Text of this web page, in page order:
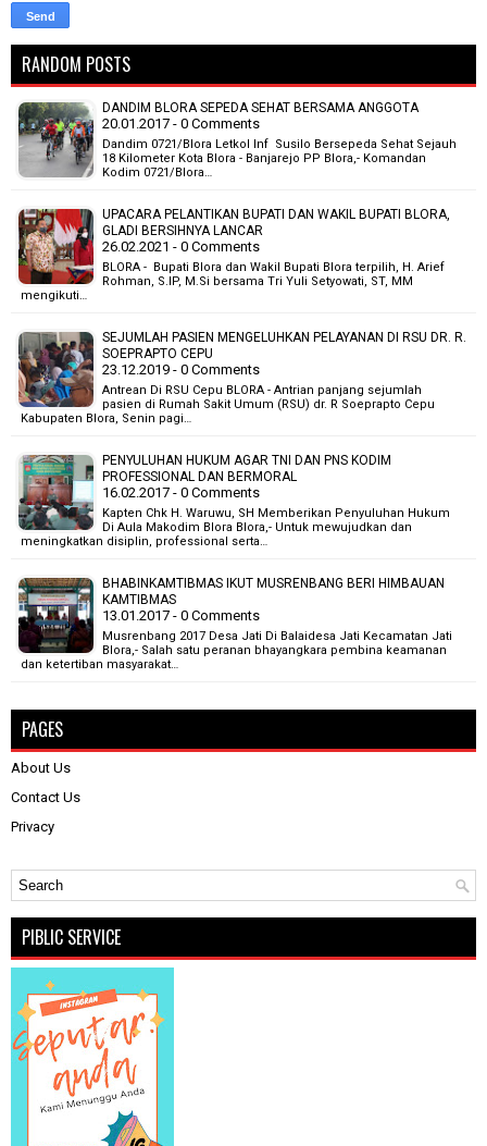
RANDOM POSTS
DANDIM BLORA SEPEDA SEHAT BERSAMA ANGGOTA
20.01.2017 - 0 Comments
Dandim 0721/Blora Letkol Inf Susilo Bersepeda Sehat Sejauh
18 Kilometer Kota Blora - Banjarejo PP Blora,- Komandan
Kodim 0721/Blora…
UPACARA PELANTIKAN BUPATI DAN WAKIL BUPATI BLORA,
GLADI BERSIHNYA LANCAR
26.02.2021 - 0 Comments
BLORA - Bupati Blora dan Wakil Bupati Blora terpilih, H. Arief
Rohman, S.IP, M.Si bersama Tri Yuli Setyowati, ST, MM
mengikuti…
SEJUMLAH PASIEN MENGELUHKAN PELAYANAN DI RSU DR. R.
SOEPRAPTO CEPU
23.12.2019 - 0 Comments
Antrean Di RSU Cepu BLORA - Antrian panjang sejumlah
pasien di Rumah Sakit Umum (RSU) dr. R Soeprapto Cepu
Kabupaten Blora, Senin pagi…
PENYULUHAN HUKUM AGAR TNI DAN PNS KODIM
PROFESSIONAL DAN BERMORAL
16.02.2017 - 0 Comments
Kapten Chk H. Waruwu, SH Memberikan Penyuluhan Hukum
Di Aula Makodim Blora Blora,- Untuk mewujudkan dan
meningkatkan disiplin, professional serta…
BHABINKAMTIBMAS IKUT MUSRENBANG BERI HIMBAUAN
KAMTIBMAS
13.01.2017 - 0 Comments
Musrenbang 2017 Desa Jati Di Balaidesa Jati Kecamatan Jati
Blora,- Salah satu peranan bhayangkara pembina keamanan
dan ketertiban masyarakat…
PAGES
About Us
Contact Us
Privacy
PIBLIC SERVICE